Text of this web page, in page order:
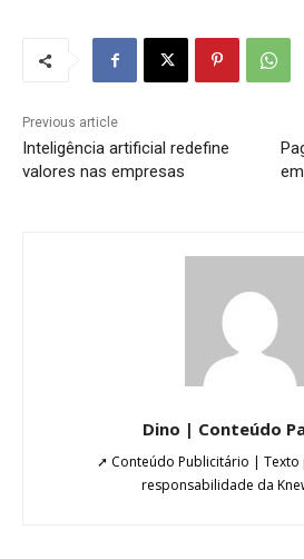
Previous article
Inteligência artificial redefine
valores nas empresas
Dino | Conteúdo
➚ Conteúdo Publicitário |
responsabilidade da